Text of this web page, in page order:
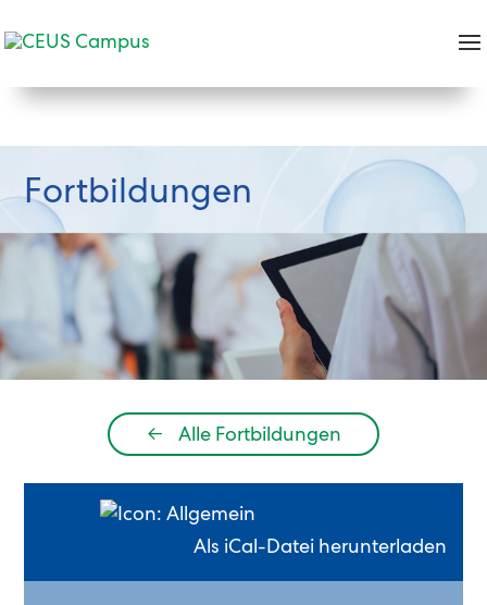
Fortbildungen
← Alle Fortbildungen
Als iCal-Datei herunterladen